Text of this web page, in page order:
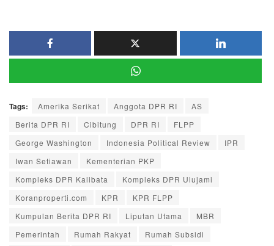
Tags: Amerika Serikat Anggota DPR RI
AS
Berita DPR RI
Cibitung DPR RI
FLPP
George Washington
Indonesia Political Review
IPR
Iwan Setiawan
Kementerian PKP
Kompleks DPR Kalibata
Kompleks DPR Ulujami
Koranproperti.com
KPR
KPR FLPP
Kumpulan Berita DPR RI
Liputan Utama
MBR
Pemerintah
Rumah Rakyat
Rumah Subsidi